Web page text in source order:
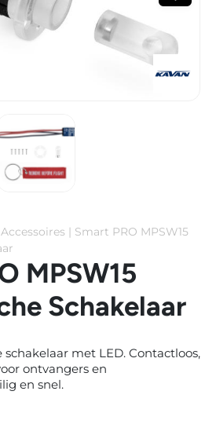
Accessoires
Smart PRO MPSW15
MPSW15
Schakelaar
met LED. Contactloos,
ontvangers en
en snel.